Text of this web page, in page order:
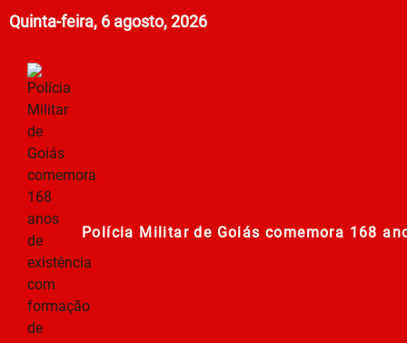
Quinta-feira, 6 agosto, 2026
Polícia Militar de Goiás comemora 168
Campanha Nacional de Multivacinação já
Prefeitura em Ação: Mutirão de ações
PT oficializa candidatura de Lula à